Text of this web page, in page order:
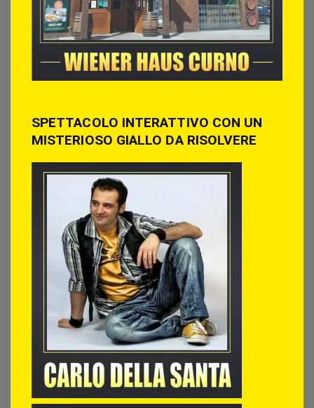
SPETTACOLO INTERATTIVO CON UN
MISTERIOSO GIALLO DA RISOLVERE